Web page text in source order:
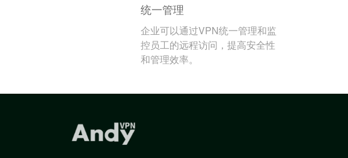
统一管理
企业可以通过VPN统一管理和监
控员工的远程访问，提高安全性
和管理效率。